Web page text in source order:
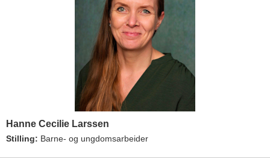
Hanne Cecilie Larssen
Stilling: Barne- og ungdomsarbeider